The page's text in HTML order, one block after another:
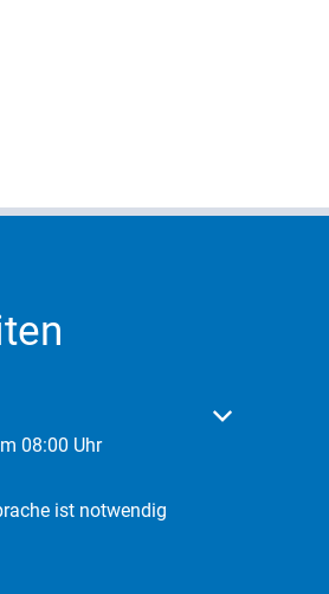
oder Schließzeiten auszublenden
08:00 Uhr
ist notwendig